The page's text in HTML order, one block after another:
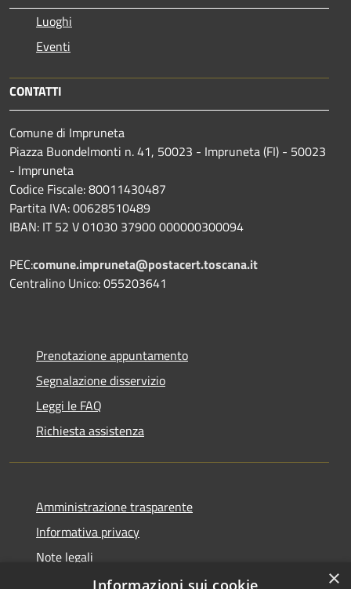
Luoghi
Eventi
CONTATTI
Comune di Impruneta
Piazza Buondelmonti n. 41, 50023 - Impruneta (FI) - 50023
- Impruneta
Codice Fiscale: 80011430487
Partita IVA: 00628510489
IBAN: IT 52 V 01030 37900 000000300094
PEC:comune.impruneta@postacert.toscana.it
Centralino Unico: 055203641
Prenotazione appuntamento
Segnalazione disservizio
Leggi le FAQ
Richiesta assistenza
Amministrazione trasparente
Informativa privacy
Note legali
Dichiarazione di accessibilità
×
Informazioni sui cookie